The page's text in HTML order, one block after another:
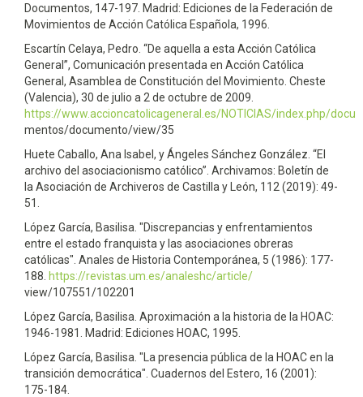
Documentos, 147-197. Madrid: Ediciones de la Federación de
Movimientos de Acción Católica Española, 1996.
Escartín Celaya, Pedro. “De aquella a esta Acción Católica
General”, Comunicación presentada en Acción Católica
General, Asamblea de Constitución del Movimiento. Cheste
(Valencia), 30 de julio a 2 de octubre de 2009.
https://www.accioncatolicageneral.es/NOTICIAS/index.php/docu
mentos/documento/view/35
Huete Caballo, Ana Isabel, y Ángeles Sánchez González. “El
archivo del asociacionismo católico”. Archivamos: Boletín de
la Asociación de Archiveros de Castilla y León, 112 (2019): 49-
51.
López García, Basilisa. "Discrepancias y enfrentamientos
entre el estado franquista y las asociaciones obreras
católicas". Anales de Historia Contemporánea, 5 (1986): 177-
188. https://revistas.um.es/analeshc/article/
view/107551/102201
López García, Basilisa. Aproximación a la historia de la HOAC:
1946-1981. Madrid: Ediciones HOAC, 1995.
López García, Basilisa. "La presencia pública de la HOAC en la
transición democrática". Cuadernos del Estero, 16 (2001):
175-184.